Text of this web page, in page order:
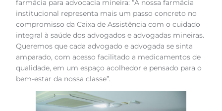
farmácia para advocacia mineira: “A nossa farmácia
institucional representa mais um passo concreto no
compromisso da Caixa de Assistência com o cuidado
integral à saúde dos advogados e advogadas mineiras.
Queremos que cada advogado e advogada se sinta
amparado, com acesso facilitado a medicamentos de
qualidade, em um espaço acolhedor e pensado para o
bem-estar da nossa classe”.